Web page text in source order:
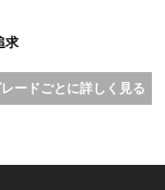
求
ードごとに詳しく見る